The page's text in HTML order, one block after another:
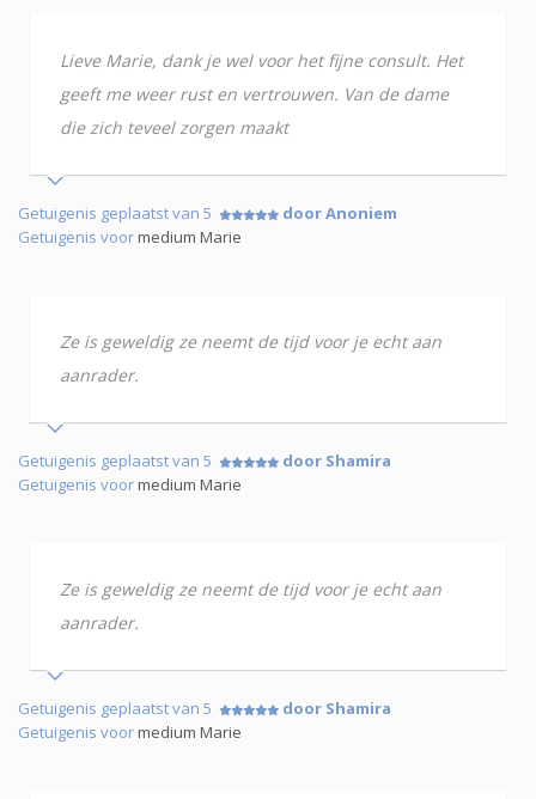
Lieve Marie, dank je wel voor het fijne consult. Het
geeft me weer rust en vertrouwen. Van de dame
die zich teveel zorgen maakt
Getuigenis geplaatst van 5
door Anoniem
Getuigenis voormedium Marie
Ze is geweldig ze neemt de tijd voor je echt aan
aanrader.
Getuigenis geplaatst van 5
door Shamira
Getuigenis voormedium Marie
Ze is geweldig ze neemt de tijd voor je echt aan
aanrader.
Getuigenis geplaatst van 5
door Shamira
Getuigenis voormedium Marie